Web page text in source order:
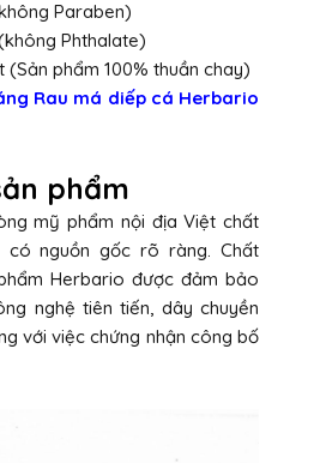
Paraben)
Phthalate)
phẩm 100% thuần chay)
Rau má diếp cá Herbario
phẩm
mỹ phẩm nội địa Việt chất
có nguồn gốc rõ ràng. Chất
Herbario được đảm bảo
nghệ tiên tiến, dây chuyền
với việc chứng nhận công bố